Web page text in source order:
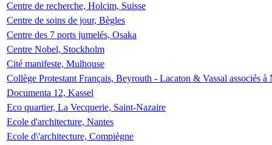
Centre de recherche, Holcim, Suisse
Centre de soins de jour, Bègles
Centre des 7 ports jumelés, Osaka
Centre Nobel, Stockholm
Cité manifeste, Mulhouse
Collège Protestant Français, Beyrouth - Lacaton & Vassal associés
Documenta 12, Kassel
Eco quartier, La Vecquerie, Saint-Nazaire
Ecole d'architecture, Nantes
Ecole d\'architecture, Compiègne